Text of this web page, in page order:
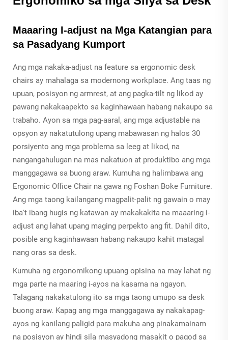
Maaaring I-adjust na Mga Katangian para
sa Pasadyang Kumport
Ang mga nakaka-adjust na feature sa ergonomic desk
chairs ay mahalaga sa modernong workplace. Ang taas ng
upuan, posisyon ng armrest, at ang pagka-tilt ng likod ay
pawang nakakaapekto sa kaginhawaan habang nakaupo sa
trabaho. Ayon sa mga pag-aaral, ang mga adjustable na
opsyon ay nakatutulong upang mabawasan ng halos 30
porsiyento ang mga problema sa leeg at likod, na
nangangahulugan na mas nakatuon at produktibo ang mga
manggagawa sa buong araw. Kumuha ng halimbawa ang
Ergonomic Office Chair na gawa ng Foshan Boke Furniture.
Ang mga taong kailangang magpalit-palit ng gawain o may
iba't ibang hugis ng katawan ay makakakita na maaaring i-
adjust ang lahat upang maging perpekto ang fit. Dahil dito,
posible ang kaginhawaan habang nakaupo kahit matagal
nang oras sa desk.
Kumuha ng ergonomikong upuang opisina na may lahat ng
mga parte na maaring i-ayos na kasama na ngayon.
Talagang nakakatulong ito sa mga taong umupo sa desk
buong araw. Kapag ang mga manggagawa ay nakakapag-
ayos ng kanilang paligid para makuha ang pinakamainam
na posisyon ay hindi sila masyadong masakit o pagod sa